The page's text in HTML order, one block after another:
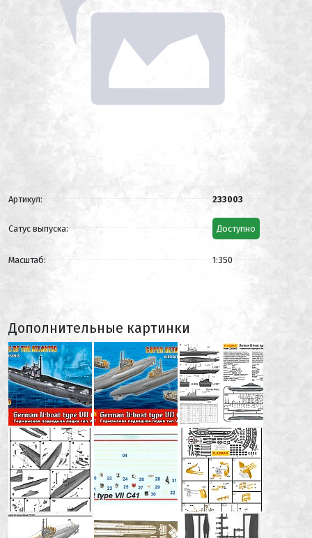
Артикул: 233003
Сатус выпуска: Доступно
Масштаб: 1:350
Дополнительные картинки